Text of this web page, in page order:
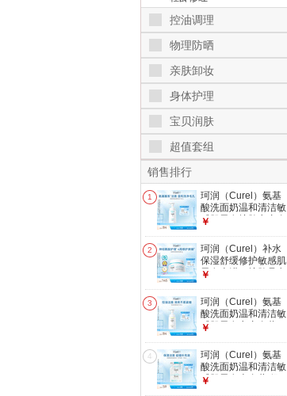
控油调理
物理防晒
亲肤卸妆
身体护理
宝贝润肤
超值套组
销售排行
1
珂润（Curel）氨基
酸洗面奶温和清洁敏
感肌男女护肤京东自
150ml
￥
2
珂润（Curel）补水
保湿舒缓修护敏感肌
男女士进口护肤品七
￥
3
珂润（Curel）氨基
酸洗面奶温和清洁敏
感肌男女京东自营
150ml
￥
4
珂润（Curel）氨基
酸洗面奶温和清洁敏
感肌男女士自营 保
￥